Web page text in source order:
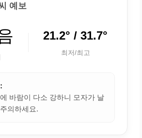
예보
21.2° / 31.7°
최저/최고
바람이 다소 강하니 모자가 날
의하세요.